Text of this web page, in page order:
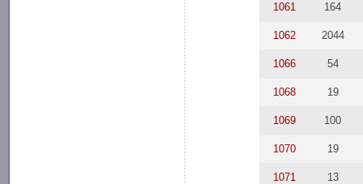
1061 164
1062 2044
1066 54
1068 19
1069 100
1070 19
1071 13